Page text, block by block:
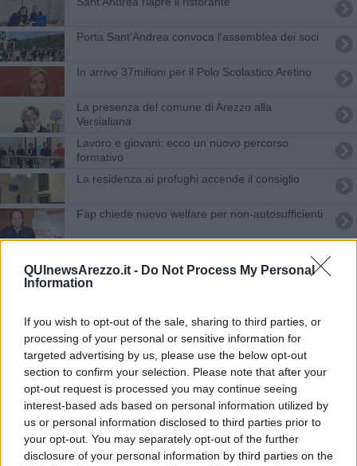
QUInewsArezzo.it - Do Not Process My Personal
Information
If you wish to opt-out of the sale, sharing to third parties, or
processing of your personal or sensitive information for
targeted advertising by us, please use the below opt-out
section to confirm your selection. Please note that after your
opt-out request is processed you may continue seeing
interest-based ads based on personal information utilized by
us or personal information disclosed to third parties prior to
your opt-out. You may separately opt-out of the further
disclosure of your personal information by third parties on the
Porta Sant'Andrea convoca l'assemblea dei soci
In arrivo 37milioni per il Polo Scolastico Aretino
La presenza del comune di Arezzo alla
Versialiana
Lavoro e giovani: ecco un nuovo percorso
formativo
La residenza ai profughi accende il consiglio
Fap chiede nuovo welfare per non-autosufficienti
Bando per salvare la ricchezza culturale aretina
"Le indennità dei politici vadano alle famiglie"
Migranti, la riflessione dell'assessore Tanti
Lavoro in nero,scoperte due cooperative
paravento
Diminuisce l'indifferenziata, aumenta il cda
Crisi del calcio, bandierine amaranto ad Arezzo